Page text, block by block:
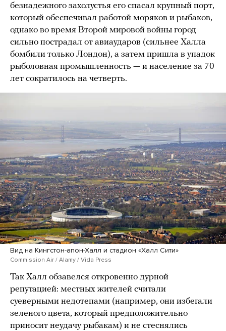
безнадежного захолустья его спасал крупный порт,
который обеспечивал работой моряков и рыбаков,
однако во время Второй мировой войны город
сильно пострадал от авиаударов (сильнее Халла
бомбили только Лондон), а затем пришла в упадок
рыболовная промышленность — и население за 70
лет сократилось на четверть.
Вид на Кингстон-апон-Халл и стадион «Халл Сити»
Commission Air / Alamy / Vida Press
Так Халл обзавелся откровенно дурной
репутацией: местных жителей считали
суеверными недотепами (например, они избегали
зеленого цвета, который предположительно
приносит неудачу рыбакам) и не стеснялись